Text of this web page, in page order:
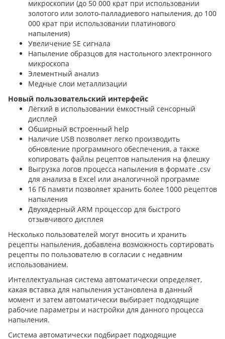
микроскопии (до 50 000 крат при использовании
золотого или золото-палладиевого напыления, до 100
000 крат при использовании платинового
напыления)
Увеличение SE сигнала
Напыление образцов для настольного электронного
микроскопа
Элементный анализ
Медные слои металлизации
Новый пользовательский интерфейс
Лёгкий в использовании ёмкостный сенсорный
дисплей
Обширный встроенный help
Наличие USB позволяет легко производить
обновление программного обеспечения, а также
копировать файлы рецептов напыления на флешку
Выгрузка логов процесса напыления в формате .csv
для анализа в Excel или аналогичной программе
16 Гб памяти позволяет хранить более 1000 рецептов
напыления
Двухядерный ARM процессор для быстрого
отзывчивого дисплея
Несколько пользователей могут вносить и хранить
рецепты напыления, добавлена возможность сортировать
рецепты по пользователю в согласии с недавним
использованием.
Интеллектуальная система автоматически определяет,
какая вставка для напыления установлена в данный
момент и затем автоматически выбирает подходящие
рабочие параметры и настройки для данного процесса
напыления.
Система автоматически подбирает подходящие